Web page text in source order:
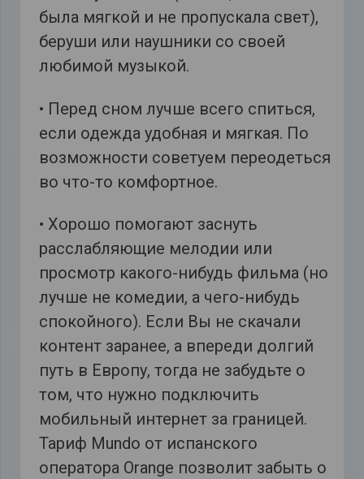
была мягкой и не пропускала свет),
беруши или наушники со своей
любимой музыкой.
• Перед сном лучше всего спиться,
если одежда удобная и мягкая. По
возможности советуем переодеться
во что-то комфортное.
• Хорошо помогают заснуть
расслабляющие мелодии или
просмотр какого-нибудь фильма (но
лучше не комедии, а чего-нибудь
спокойного). Если Вы не скачали
контент заранее, а впереди долгий
путь в Европу, тогда не забудьте о
том, что нужно подключить
мобильный интернет за границей.
Тариф Mundo от испанского
оператора Orange позволит забыть о